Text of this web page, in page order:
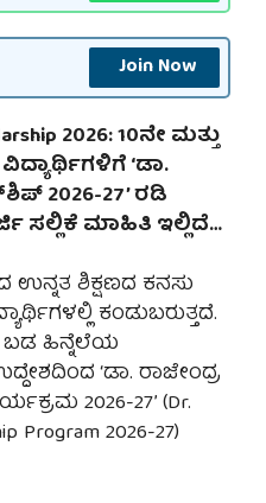
Join Now
2026: 10ನೇ ಮತ್ತು
‘ಡಾ.
2026-27’ ರಡಿ
ಸಲ್ಲಿಕೆ ಮಾಹಿತಿ ಇಲ್ಲಿದೆ…
ಉನ್ನತ ಶಿಕ್ಷಣದ ಕನಸು
ಕಂಡುಬರುತ್ತದೆ.
ಬಡ ಹಿನ್ನೆಲೆಯ
‘ಡಾ. ರಾಜೇಂದ್ರ
2026-27’ (Dr.
Program 2026-27)